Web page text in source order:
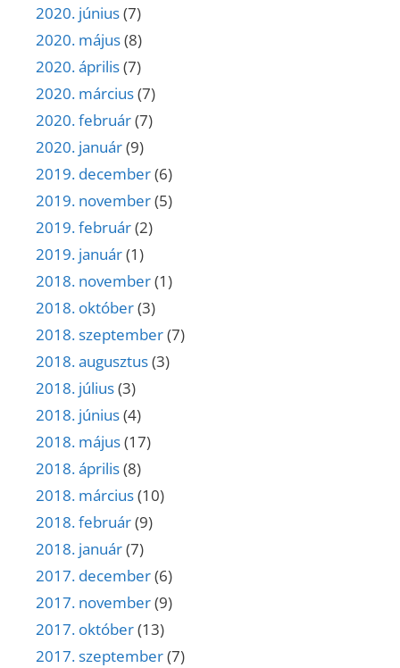
2020. június(7)
2020. május(8)
2020. április(7)
2020. március(7)
2020. február(7)
2020. január(9)
2019. december(6)
2019. november(5)
2019. február(2)
2019. január(1)
2018. november(1)
2018. október(3)
2018. szeptember(7)
2018. augusztus(3)
2018. július(3)
2018. június(4)
2018. május(17)
2018. április(8)
2018. március(10)
2018. február(9)
2018. január(7)
2017. december(6)
2017. november(9)
2017. október(13)
2017. szeptember(7)